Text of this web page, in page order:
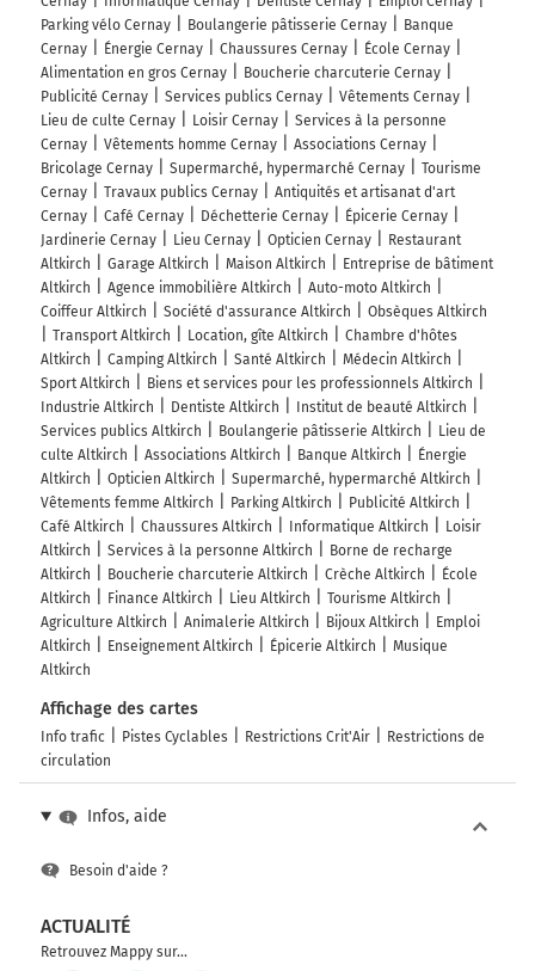
Parking vélo Cernay
Boulangerie pâtisserie Cernay
Banque
Cernay
Énergie Cernay Chaussures Cernay
École Cernay
Alimentation en gros Cernay
Boucherie charcuterie Cernay
Publicité Cernay
Services publics Cernay
Vêtements Cernay
Lieu de culte Cernay
Loisir Cernay
Services à la personne
Cernay
Vêtements homme Cernay
Associations Cernay
Bricolage Cernay
Supermarché, hypermarché Cernay
Tourisme
Cernay
Travaux publics Cernay
Antiquités et artisanat d'art
Cernay
Café Cernay Déchetterie Cernay
Épicerie Cernay
Jardinerie Cernay
Lieu Cernay Opticien Cernay
Restaurant
Altkirch
Garage Altkirch Maison Altkirch
Entreprise de bâtiment
Altkirch
Agence immobilière Altkirch
Auto-moto Altkirch
Coiffeur Altkirch
Société d'assurance Altkirch
Obsèques Altkirch
Transport Altkirch
Location, gîte Altkirch
Chambre d'hôtes
Altkirch
Camping Altkirch Santé Altkirch
Médecin Altkirch
Sport Altkirch
Biens et services pour les professionnels Altkirch
Industrie Altkirch
Dentiste Altkirch
Institut de beauté Altkirch
Services publics Altkirch
Boulangerie pâtisserie Altkirch
Lieu de
culte Altkirch
Associations Altkirch Banque Altkirch
Énergie
Altkirch
Opticien Altkirch
Supermarché, hypermarché Altkirch
Vêtements femme Altkirch
Parking Altkirch
Publicité Altkirch
Café Altkirch
Chaussures Altkirch Informatique Altkirch
Loisir
Altkirch
Services à la personne Altkirch
Borne de recharge
Altkirch
Boucherie charcuterie Altkirch Crèche Altkirch
École
Altkirch
Finance Altkirch Lieu Altkirch
Tourisme Altkirch
Agriculture Altkirch
Animalerie Altkirch Bijoux Altkirch
Emploi
Altkirch
Enseignement Altkirch Épicerie Altkirch
Musique
Altkirch
Affichage des cartes
Info trafic Pistes Cyclables Restrictions Crit'Air
Restrictions de
circulation
Infos, aide
Besoin d'aide ?
ACTUALITÉ
Retrouvez Mappy sur...